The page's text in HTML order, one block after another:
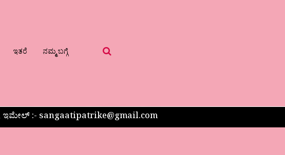
ಇತರೆ ನಮ್ಮ ಬಗ್ಗೆ
ಇಮೇಲ್ :- sangaatipatrike@gmail.com